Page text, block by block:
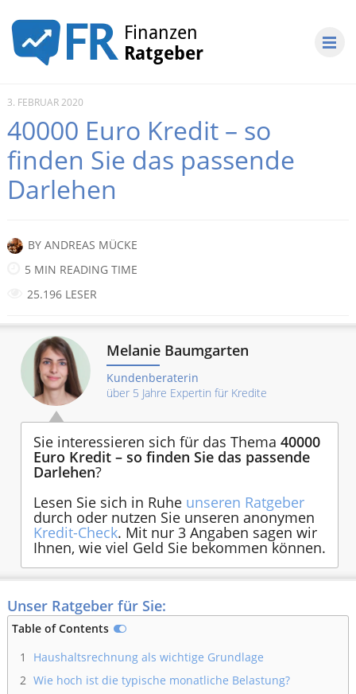
3. FEBRUAR 2020
40000 Euro Kredit – so
finden Sie das passende
Darlehen
BY ANDREAS MÜCKE
5 MIN READING TIME
25.196 LESER
Melanie Baumgarten
Kundenberaterin
über 5 Jahre Expertin für Kredite
Sie interessieren sich für das Thema40000
Euro Kredit – so finden Sie das passende
Darlehen?
Lesen Sie sich in Ruhe unseren Ratgeber
durch oder nutzen Sie unseren anonymen
Kredit-Check. Mit nur 3 Angaben sagen wir
Ihnen, wie viel Geld Sie bekommen können.
Unser Ratgeber für Sie:
Table of Contents
1
Haushaltsrechnung als wichtige Grundlage
2 Wie hoch ist die typische monatliche Belastung?